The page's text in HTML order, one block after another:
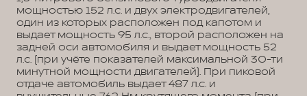
мощностью 152 л.с. и двух электродвигателей,
один из которых расположен под капотом и
выдает мощность 95 л.с., второй расположен на
задней оси автомобиля и выдает мощность 52
л.с. (при учёте показателей максимальной 30-ти
минутной мощности двигателей). При пиковой
отдаче автомобиль выдает 487 л.с. и